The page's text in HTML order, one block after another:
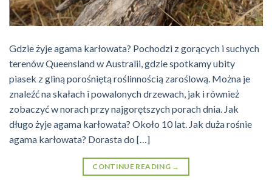
Gdzie żyje agama karłowata? Pochodzi z gorących i suchych
terenów Queensland w Australii, gdzie spotkamy ubity
piasek z gliną porośniętą roślinnością zaroślową. Można je
znaleźć na skałach i powalonych drzewach, jak i również
zobaczyć w norach przy najgorętszych porach dnia. Jak
długo żyje agama karłowata? Około 10 lat. Jak duża rośnie
agama karłowata? Dorasta do […]
CONTINUE READING →